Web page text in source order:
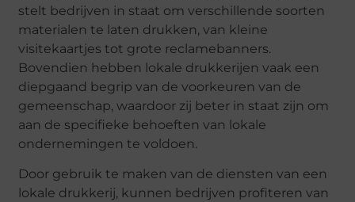
stelt bedrijven in staat om verschillende soorten
materialen te laten drukken, van kleine
visitekaartjes tot grote reclamebanners.
Bovendien hebben lokale drukkerijen vaak een
diepgaand begrip van de voorkeuren van de
gemeenschap, waardoor zij beter in staat zijn om
aan de specifieke behoeften van lokale
ondernemingen te voldoen.
Door gebruik te maken van de diensten van een
lokale drukkerij, kunnen bedrijven profiteren van